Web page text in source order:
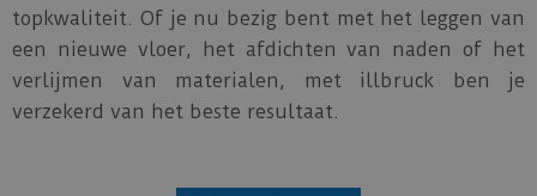
topkwaliteit. Of je nu bezig bent met het leggen van
een nieuwe vloer, het afdichten van naden of het
verlijmen van materialen, met illbruck ben je
verzekerd van het beste resultaat.